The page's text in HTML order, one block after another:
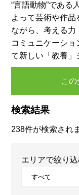
“言語動物”である
よって芸術や作
ながら、考える力
コミュニケーショ
て新しい「教養」
こ
検索結果
238件が検索され
エリアで絞り